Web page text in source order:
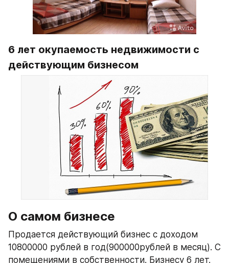
6 лет окупаемость недвижимости с
действующим бизнесом
О самом бизнесе
Продается действующий бизнес с доходом
10800000 рублей в год(900000рублей в месяц). С
помещениями в собственности. Бизнесу 6 лет.